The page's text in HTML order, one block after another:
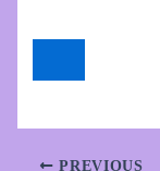
PREVIOUS